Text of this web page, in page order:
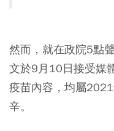
然而，就在政院5點
文於9月10日接受媒
疫苗內容，均屬
辛。